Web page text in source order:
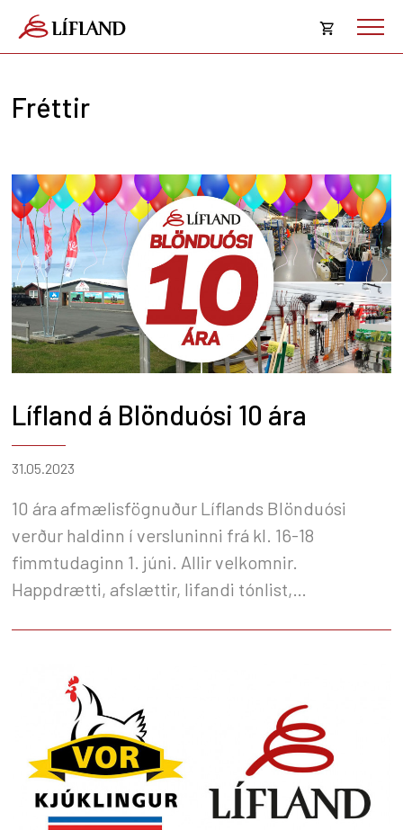
Opna
Karfan þín
Karfan er tóm.
Fréttir
Lífland á Blönduósi 10 ára
31.05.2023
10 ára afmælisfögnuður Líflands Blönduósi
verður haldinn í versluninni frá kl. 16-18
fimmtudaginn 1. júni. Allir velkomnir.
Happdrætti, afslættir, lifandi tónlist,